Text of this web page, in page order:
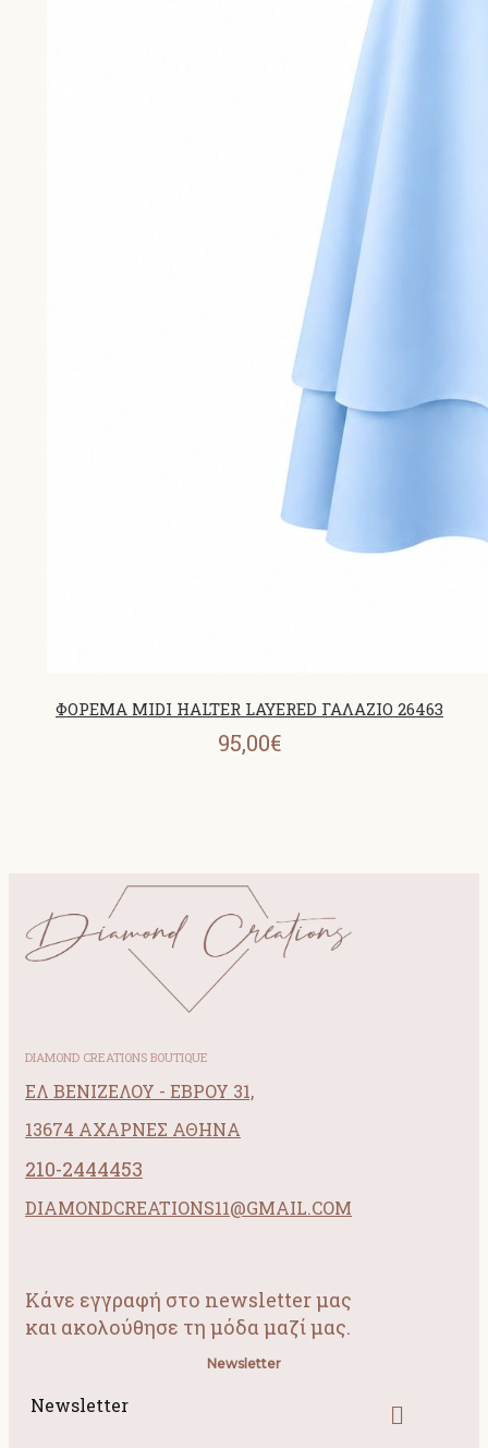
ΦΟΡΕΜΑ MIDI HALTER LAYERED ΓΑΛΑΖΙΟ 26463
95,00€
DIAMOND CREATIONS BOUTIQUE
ΕΛ ΒΕΝΙΖΕΛΟΥ - ΕΒΡΟΥ 31,
13674 ΑΧΑΡΝΕΣ ΑΘΗΝΑ
210-2444453
DIAMONDCREATIONS11@GMAIL.COM
Κάνε εγγραφή στο newsletter μας
και ακολούθησε τη μόδα μαζί μας.
Newsletter
Newsletter